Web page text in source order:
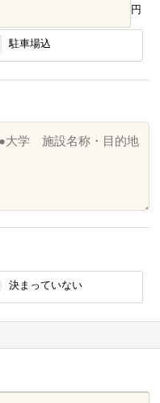
円
駐車場込
決まっていない